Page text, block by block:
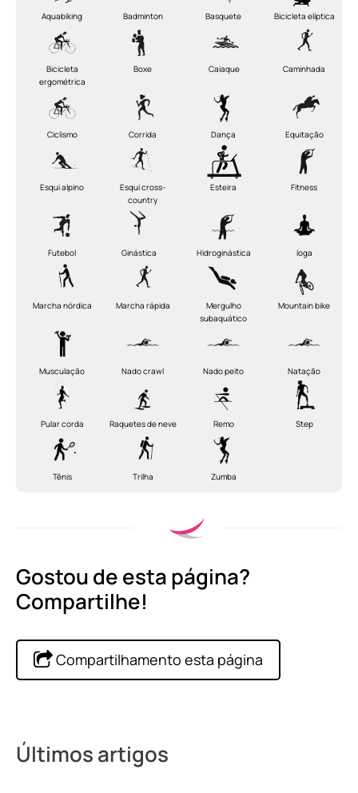
Aquabiking Badminton Basquete Bicicleta elíptica
Bicicleta
ergométrica
Boxe Caiaque Caminhada
Ciclismo Corrida Dança Equitação
Esqui alpino
Esqui cross-
country
Esteira Fitness
Futebol Ginástica Hidroginástica Ioga
Marcha nórdica Marcha rápida
Mergulho
subaquático
Mountain bike
Musculação Nado crawl Nado peito Natação
Pular corda Raquetes de neve Remo Step
Tênis Trilha Zumba
Gostou de esta página?
Compartilhe!
Compartilhamento esta página
Últimos artigos